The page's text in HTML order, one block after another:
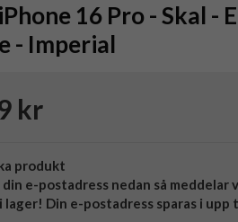
16 Pro - Skal -
- Imperial
kr
produkt
e-postadress nedan så meddelar
lager! Din e-postadress sparas i upp